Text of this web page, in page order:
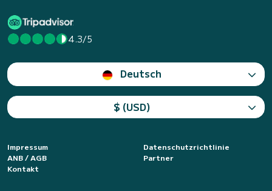
4.3/5
Deutsch
$ (USD)
Impressum
Datenschutzrichtlinie
ANB / AGB
Partner
Kontakt